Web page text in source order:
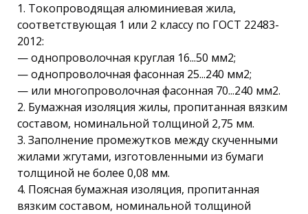
1. Токопроводящая алюминиевая жила,
соответствующая 1 или 2 классу по ГОСТ 22483-
2012:
— однопроволочная круглая 16...50 мм2;
— однопроволочная фасонная 25...240 мм2;
— или многопроволочная фасонная 70...240 мм2.
2. Бумажная изоляция жилы, пропитанная вязким
составом, номинальной толщиной 2,75 мм.
3. Заполнение промежутков между скученными
жилами жгутами, изготовленными из бумаги
толщиной не более 0,08 мм.
4. Поясная бумажная изоляция, пропитанная
вязким составом, номинальной толщиной